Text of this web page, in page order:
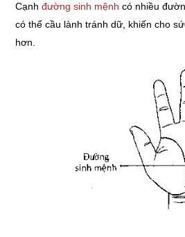
Cạnhđường sinh mệnhcó nhiều
có thể cầu lành tránh dữ, khiến cho
hơn.